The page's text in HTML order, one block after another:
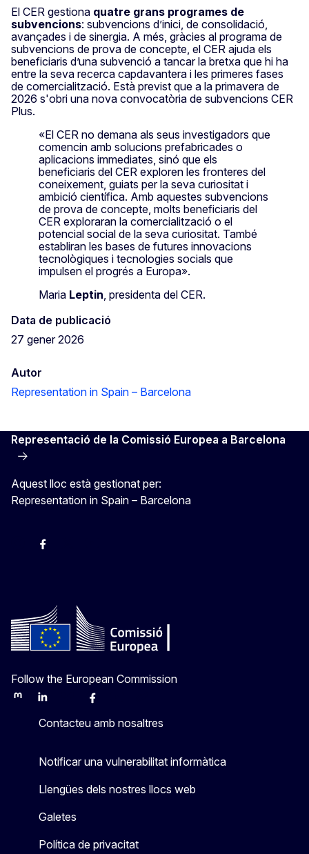
El CER gestiona quatre grans programes de
subvencions: subvencions d’inici, de consolidació,
avançades i de sinergia. A més, gràcies al programa de
subvencions de prova de concepte, el CER ajuda els
beneficiaris d’una subvenció a tancar la bretxa que hi ha
entre la seva recerca capdavantera i les primeres fases
de comercialització. Està previst que a la primavera de
2026 s'obri una nova convocatòria de subvencions CER
Plus.
«El CER no demana als seus investigadors que
comencin amb solucions prefabricades o
aplicacions immediates, sinó que els
beneficiaris del CER exploren les fronteres del
coneixement, guiats per la seva curiositat i
ambició científica. Amb aquestes subvencions
de prova de concepte, molts beneficiaris del
CER exploraran la comercialització o el
potencial social de la seva curiositat. També
establiran les bases de futures innovacions
tecnològiques i tecnologies socials que
impulsen el progrés a Europa».
Maria Leptin , presidenta del CER.
Data de publicació
27 gener 2026
Autor
Representation in Spain – Barcelona
Representació de la Comissió Europea a Barcelona
Aquest lloc està gestionat per:
Representation in Spain – Barcelona
InstagramFacebook
Follow the European Commission
MastodonLinkedInBlueskyFacebook
Contacteu amb nosaltres
Notificar una vulnerabilitat informàtica
Llengües dels nostres llocs web
Galetes
Política de privacitat